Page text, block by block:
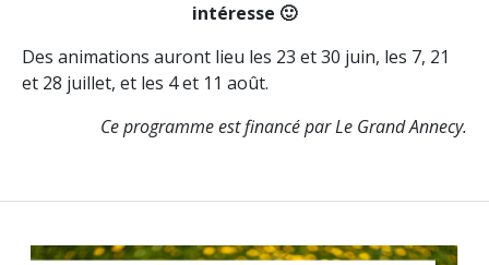
intéresse 🙂
Des animations auront lieu les 23 et 30 juin, les 7, 21
et 28 juillet, et les 4 et 11 août.
Ce programme est financé par Le Grand Annecy.